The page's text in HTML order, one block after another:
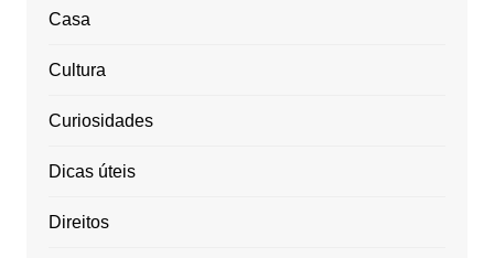
Casa
Cultura
Curiosidades
Dicas úteis
Direitos